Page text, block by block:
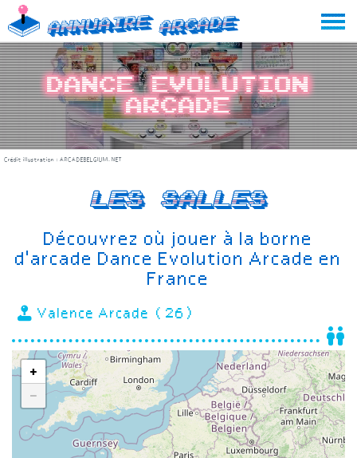
Skip
to
content
Annuaire Arcade
Crédit illustration : ARCADEBELGIUM.NET
Dance Evolution
Arcade
Les salles
Découvrez où jouer à la borne
d'arcade Dance Evolution Arcade en
France
Valence Arcade (26)
+
−